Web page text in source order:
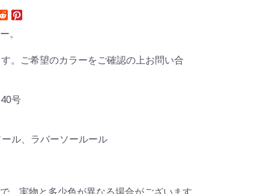
。
。ご希望のカラーをご確認の上お問い合
号
、ラバーソールール